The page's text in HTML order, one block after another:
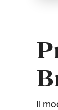
Il